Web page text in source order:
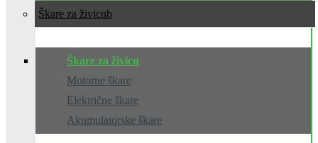
Škare za živicu
Škare za živicu
Motorne škare
Električne škare
Akumulatorske škare